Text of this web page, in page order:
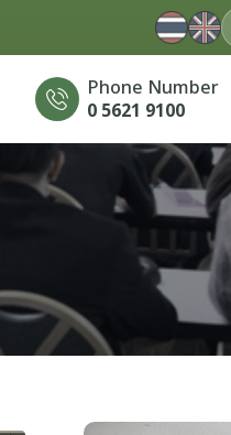
Phone Number
0 5621 9100